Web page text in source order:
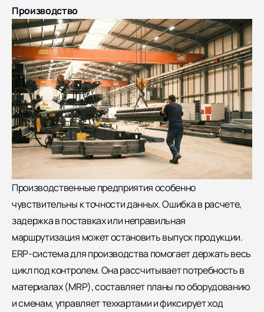
Производство
Производственные предприятия особенно
чувствительны к точности данных. Ошибка в расчете,
задержка в поставках или неправильная
маршрутизация может остановить выпуск продукции.
ERP-система для производства помогает держать весь
цикл под контролем. Она рассчитывает потребность в
материалах (MRP), составляет планы по оборудованию
и сменам, управляет техкартами и фиксирует ход